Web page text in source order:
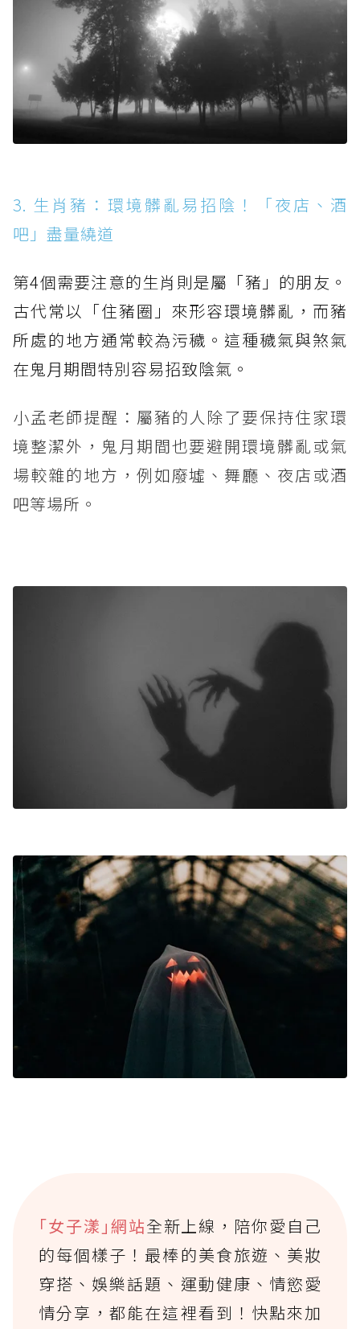
3. 生肖豬：環境髒亂易招陰！「夜店、酒
吧」盡量繞道
第4個需要注意的生肖則是屬「豬」的朋友。
古代常以「住豬圈」來形容環境髒亂，而豬
所處的地方通常較為污穢。這種穢氣與煞氣
在鬼月期間特別容易招致陰氣。
小孟老師提醒：屬豬的人除了要保持住家環
境整潔外，鬼月期間也要避開環境髒亂或氣
場較雜的地方，例如廢墟、舞廳、夜店或酒
吧等場所。
｢女子漾｣網站全新上線，陪你愛自己
的每個樣子！最棒的美食旅遊、美妝
穿搭、娛樂話題、運動健康、情慾愛
情分享，都能在這裡看到！快點來加